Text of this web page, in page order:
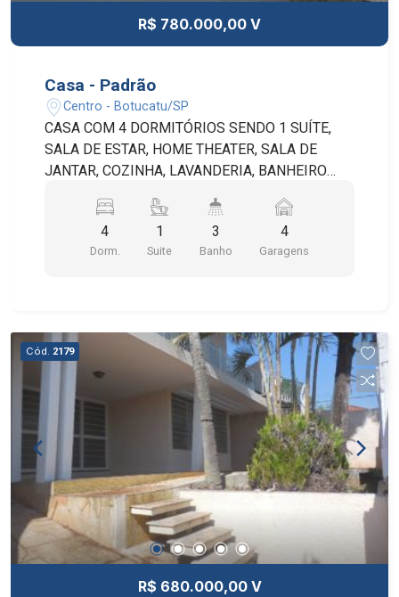
R$ 780.000,00 V
Casa - Padrão
Centro - Botucatu/SP
CASA COM 4 DORMITÓRIOS SENDO 1 SUÍTE,
SALA DE ESTAR, HOME THEATER, SALA DE
JANTAR, COZINHA, LAVANDERIA, BANHEIRO
SERVIÇO, QUINTAL, JARDIM, SACADA,
CHURRASQUEIRA, FORNO DE PIZZA, SAUNA,
QUARTO DE DESPEJO, EDÍCULA COM
4
Dorm.
1
Suite
3
Banho
4
Garagens
Cód. 2179
R$ 680.000,00 V